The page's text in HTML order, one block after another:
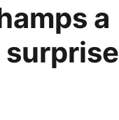
a
surprise